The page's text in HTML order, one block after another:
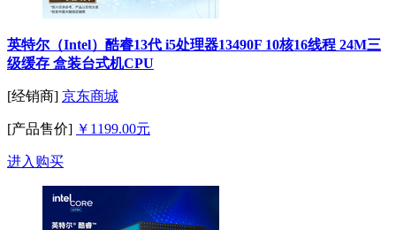
英特尔（Intel）酷睿13代 i5处理器13490F 10核16线程 24M三
级缓存 盒装台式机CPU
[经销商] 京东商城
[产品售价] ￥1199.00元
进入购买